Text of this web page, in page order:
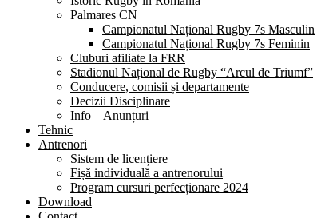
Palmares CN
Campionatul Național Rugby 7s Masculin
Campionatul Național Rugby 7s Feminin
Cluburi afiliate la FRR
Stadionul Național de Rugby “Arcul de Triumf”
Conducere, comisii și departamente
Decizii Disciplinare
Info – Anunțuri
Tehnic
Antrenori
Sistem de licențiere
Fișă individuală a antrenorului
Program cursuri perfecționare 2024
Download